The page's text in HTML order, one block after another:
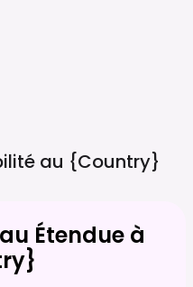
au {country}
Étendue à